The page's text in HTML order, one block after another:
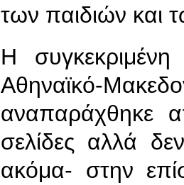
των παιδιών και
Η
Αθηναϊκό-
αναπαράχθηκε
σελίδες αλλά
ακόμα- στην